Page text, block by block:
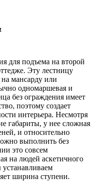
для подъема на второй
Эту лестницу
мансарду или
одномаршевая и
без ограждения имеет
поэтому создает
интерьера. Несмотря
габариты, у нее сложная
и относительно
выполнить без
это совсем
на людей аскетичного
ширина ступени.